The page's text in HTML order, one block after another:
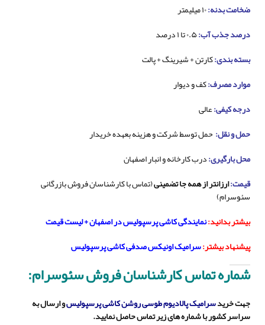
ضخامت بدنه:
درصد جذب آب:
بسته بندی:کارتن + شیرینگ + پالت
موارد مصرف:کف و دیوار
درجه کیفی:عالی
حمل و نقل: حمل توسط شرکت و هزینه بعهده خریدار
محل بارگیری:درب کارخانه و انبار اصفهان
قیمت:ارزانتر از همه جا تضمینی(تماس با کارشناسان فروش بازرگانی
سئوسرام)
بیشتر بدانید:نمایندگی کاشی پرسپولیس در اصفهان + لیست قیمت
پیشنهاد بیشتر:سرامیک اونیکس صدفی کاشی پرسپولیس
شماره تماس کارشناسان فروش سئوسرام:
جهت خریدسرامیک پالادیوم طوسی روشن کاشی پرسپولیسو ارسال به
سراسر کشور با شماره های زیر تماس حاصل نمایید.